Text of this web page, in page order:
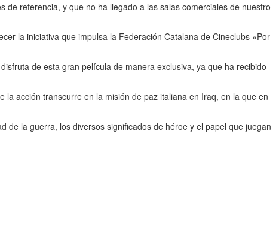
de referencia, y que no ha llegado a las salas comerciales de nuestro
la iniciativa que impulsa la Federación Catalana de Cineclubs «Por
de esta gran película de manera exclusiva, ya que ha recibido
la acción transcurre en la misión de paz italiana en Iraq, en la que en
de la guerra, los diversos significados de héroe y el papel que juegan